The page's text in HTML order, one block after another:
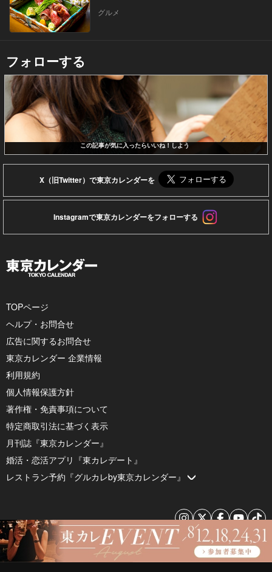
グルメ
フォローする
この記事が気に入ったらいいね！しよう
X（旧Twitter）で東京カレンダーを
Instagramで東京カレンダーをフォローする
TOPページ
ヘルプ・お問合せ
広告に関するお問合せ
東京カレンダー 企業情報
利用規約
個人情報保護方針
著作権・免責事項について
特定商取引法に基づく表示
月刊誌『東京カレンダー』
婚活・恋活アプリ『東カレデート』
レストラン予約『グルカレby東京カレンダー』
© 2026 by Tokyo Calendar, Inc.